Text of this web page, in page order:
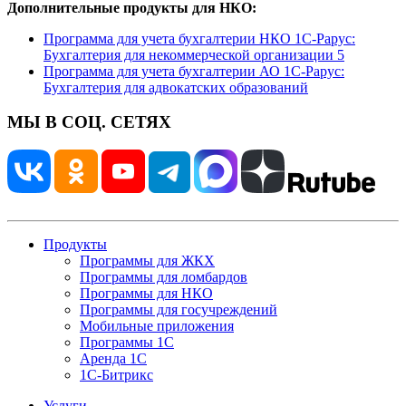
Дополнительные продукты для НКО:
Программа для учета бухгалтерии НКО 1С-Рарус:
Бухгалтерия для некоммерческой организации 5
Программа для учета бухгалтерии АО 1С-Рарус:
Бухгалтерия для адвокатских образований
МЫ В СОЦ. СЕТЯХ
Продукты
Программы для ЖКХ
Программы для ломбардов
Программы для НКО
Программы для госучреждений
Мобильные приложения
Программы 1С
Аренда 1С
1С-Битрикс